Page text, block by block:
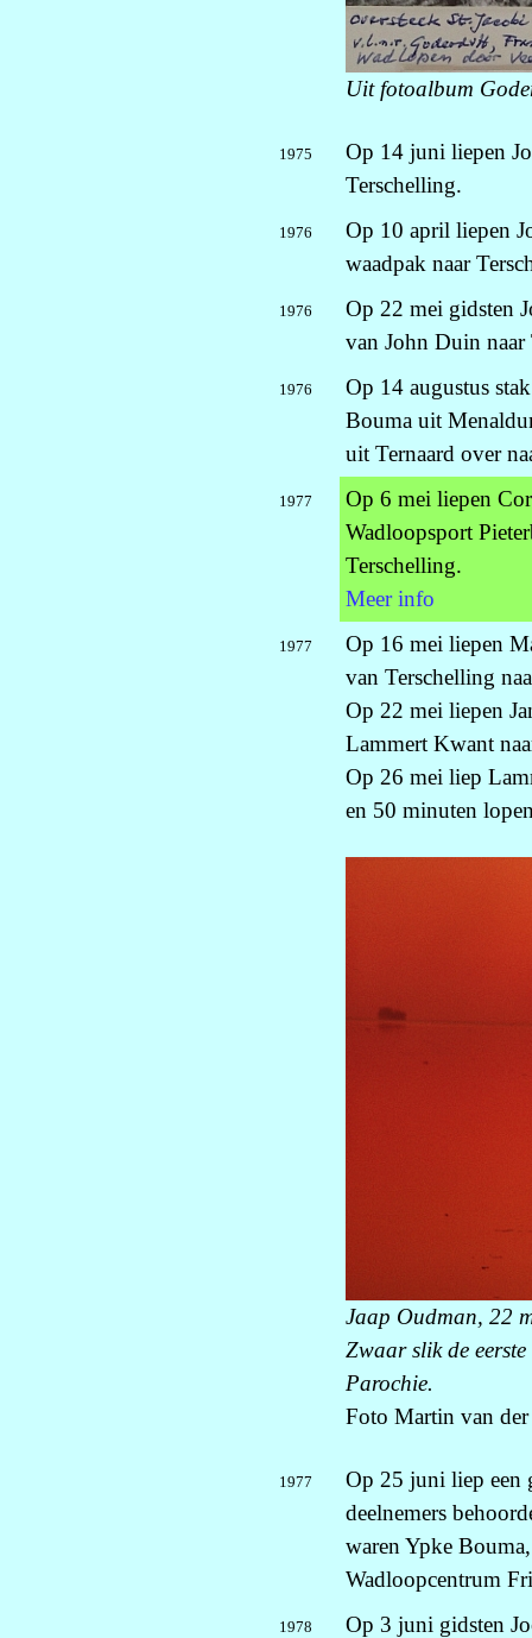
Uit fotoalbum
1975
Op 14 juni liepen
Terschelling.
1976
Op 10 april liepen
waadpak naar
1976
Op 22 mei gidsten
van John Duin naar
1976
Op 14 augustus
Bouma uit
uit Ternaard over
1977
Op 6 mei liepen
Wadloopsport
Terschelling.
Meer info
1977
Op 16 mei liepen
van Terschelling
Op 22 mei liepen
Lammert Kwant
Op 26 mei liep
en 50 minuten
Jaap Oudman, 22
Zwaar slik de
Parochie.
Foto Martin van
1977
Op 25 juni liep een
deelnemers
waren Ypke
Wadloopcentrum
1978
Op 3 juni gidsten